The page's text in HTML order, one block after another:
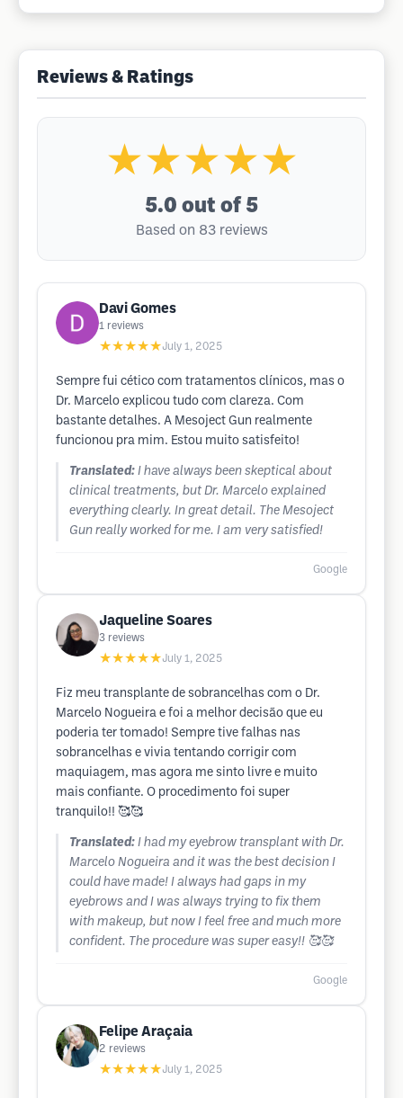
Reviews & Ratings
★★★★★
5.0 out of 5
Based on 83 reviews
Davi Gomes
1 reviews
★★★★★July 1, 2025
Sempre fui cético com tratamentos clínicos, mas o
Dr. Marcelo explicou tudo com clareza. Com
bastante detalhes. A Mesoject Gun realmente
funcionou pra mim. Estou muito satisfeito!
Translated: I have always been skeptical about
clinical treatments, but Dr. Marcelo explained
everything clearly. In great detail. The Mesoject
Gun really worked for me. I am very satisfied!
Google
Jaqueline Soares
3 reviews
★★★★★July 1, 2025
Fiz meu transplante de sobrancelhas com o Dr.
Marcelo Nogueira e foi a melhor decisão que eu
poderia ter tomado! Sempre tive falhas nas
sobrancelhas e vivia tentando corrigir com
maquiagem, mas agora me sinto livre e muito
mais confiante. O procedimento foi super
tranquilo!! 🥰🥰
Translated: I had my eyebrow transplant with Dr.
Marcelo Nogueira and it was the best decision I
could have made! I always had gaps in my
eyebrows and I was always trying to fix them
with makeup, but now I feel free and much more
confident. The procedure was super easy!! 🥰🥰
Google
Felipe Araçaia
2 reviews
★★★★★July 1, 2025